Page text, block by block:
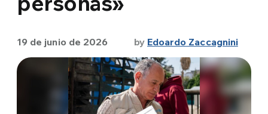
19 de junio de 2026 by Edoardo Zaccagnini